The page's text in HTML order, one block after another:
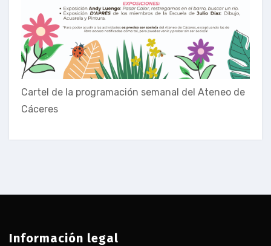
Cartel de la programación semanal del Ateneo de
Cáceres
Información legal